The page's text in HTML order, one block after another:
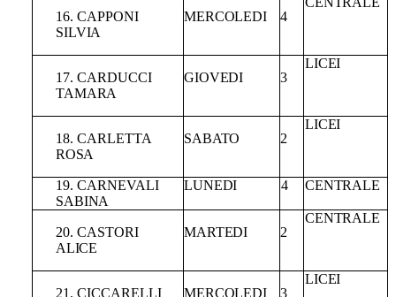
16. CAPPONI
SILVIA
MERCOLEDI 4
17. CARDUCCI
TAMARA
GIOVEDI 3
LICEI
18. CARLETTA
ROSA
SABATO 2
LICEI
19. CARNEVALI
SABINA
LUNEDI 4 CENTRALE
20. CASTORI
ALICE
MARTEDI 2
CENTRALE
21. CICCARELLI
MERCOLEDI 3
LICEI